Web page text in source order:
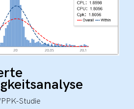
Studie